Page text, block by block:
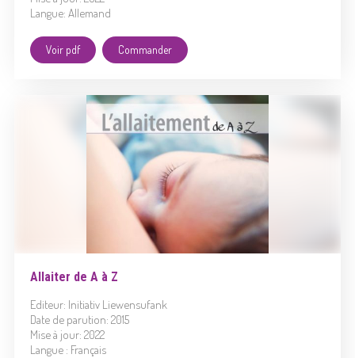
Langue: Allemand
Voir pdf Commander
Allaiter de A à Z
Editeur: Initiativ Liewensufank
Date de parution: 2015
Mise à jour: 2022
Langue : Français